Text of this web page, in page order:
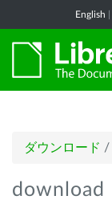
English
ダウンロード /
download